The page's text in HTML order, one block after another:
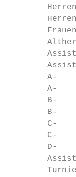
A-
A-
B-
B-
C-
C-
D-